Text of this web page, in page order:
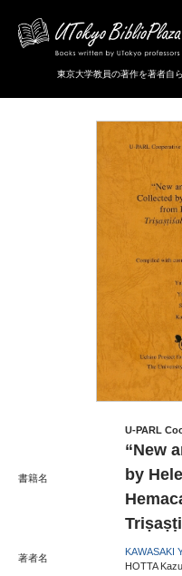
東京大学教員の著作を著者自
書籍名
U-PARL
“New
by
著者名
KAWASAKI
HOTTA